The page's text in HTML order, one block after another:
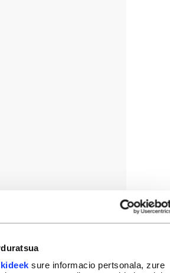
sure informacio pertsonala, zure